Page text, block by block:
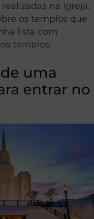
na Igreja.
os templos que
lista com
templos.
uma
entrar no